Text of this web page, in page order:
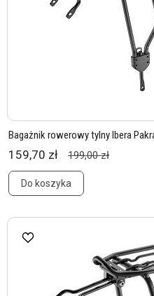
Bagażnik rowerowy tylny Ibera
159,70 zł 199,00 zł
Do koszyka